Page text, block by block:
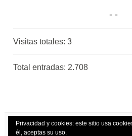
Visitas totales:3
Total entradas: 2.708
Privacidad y cookies: este sitio usa
él, aceptas su uso.